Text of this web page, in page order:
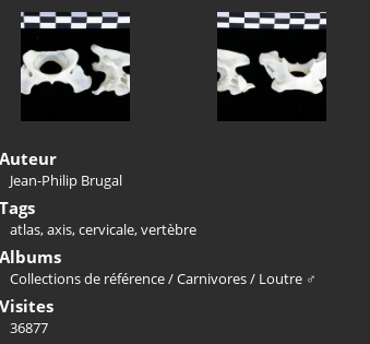
Auteur
Jean-Philip Brugal
Tags
atlas,axis,cervicale,vertèbre
Albums
Collections de référence/Carnivores/ Loutre ♂
Visites
36877